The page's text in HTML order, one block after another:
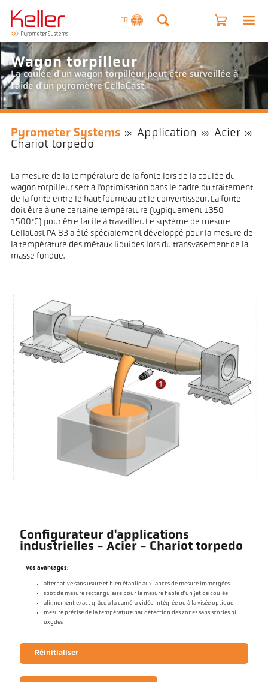
FR
Wagon torpilleur
La coulée d'un wagon torpilleur peut être surveillée à
l'aide d'un pyromètre CellaCast.
Pyrometer Systems Application
Acier
Chariot torpedo
La mesure de la température de la fonte lors de la coulée du
wagon torpilleur sert à l'optimisation dans le cadre du traitement
de la fonte entre le haut fourneau et le convertisseur. La fonte
doit être à une certaine température (typiquement 1350-
1500°C) pour être facile à travailler. Le système de mesure
CellaCast PA 83 a été spécialement développé pour la mesure de
la température des métaux liquides lors du transvasement de la
masse fondue.
Configurateur d'applications
industrielles - Acier - Chariot torpedo
Vos avantages:
alternative sans usure et bien établie aux lances de mesure immergées
spot de mesure rectangulaire pour la mesure fiable d'un jet de coulée
alignement exact grâce à la caméra vidéo intégrée ou à la visée optique
mesure précise de la température par détection des zones sans scories ni
oxydes
Réinitialiser